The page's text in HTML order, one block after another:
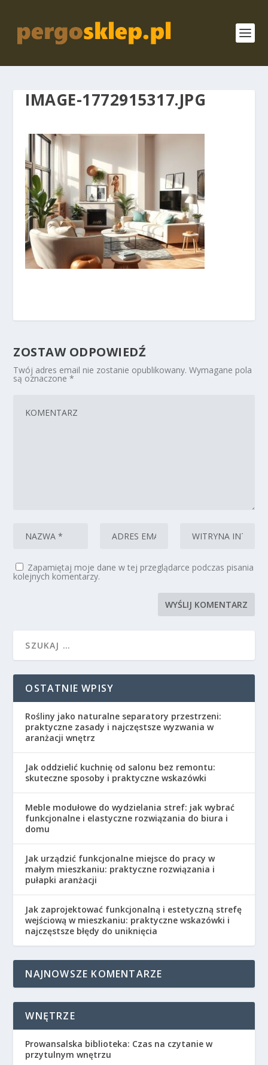
IMAGE-1772915317.JPG
ZOSTAW ODPOWIEDŹ
Twój adres email nie zostanie opublikowany. Wymagane pola
są oznaczone*
Zapamiętaj moje dane w tej przeglądarce podczas pisania
kolejnych komentarzy.
OSTATNIE WPISY
Rośliny jako naturalne separatory przestrzeni:
praktyczne zasady i najczęstsze wyzwania w
aranżacji wnętrz
Jak oddzielić kuchnię od salonu bez remontu:
skuteczne sposoby i praktyczne wskazówki
Meble modułowe do wydzielania stref: jak wybrać
funkcjonalne i elastyczne rozwiązania do biura i
domu
Jak urządzić funkcjonalne miejsce do pracy w
małym mieszkaniu: praktyczne rozwiązania i
pułapki aranżacji
Jak zaprojektować funkcjonalną i estetyczną strefę
wejściową w mieszkaniu: praktyczne wskazówki i
najczęstsze błędy do uniknięcia
NAJNOWSZE KOMENTARZE
WNĘTRZE
Prowansalska biblioteka: Czas na czytanie w
przytulnym wnętrzu